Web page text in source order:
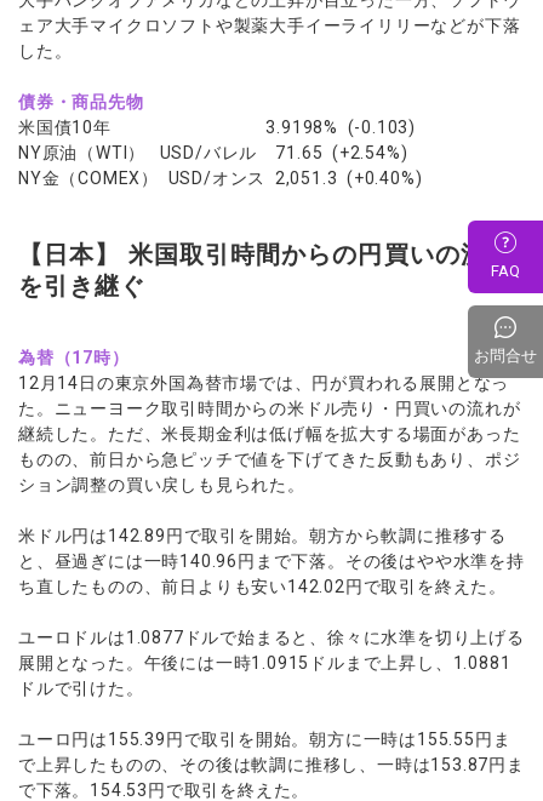
ェア大手マイクロソフトや製薬大手イーライリリーなどが下落
した。
債券・商品先物
米国債10年 3.9198% (-0.103)
NY原油（WTI） USD/バレル 71.65 (+2.54%)
NY金（COMEX） USD/オンス 2,051.3 (+0.40%)
【日本】 米国取引時間からの円買いの流れ
を引き継ぐ
為替（17時）
12月14日の東京外国為替市場では、円が買われる展開となっ
た。ニューヨーク取引時間からの米ドル売り・円買いの流れが
継続した。ただ、米長期金利は低げ幅を拡大する場面があった
ものの、前日から急ピッチで値を下げてきた反動もあり、ポジ
ション調整の買い戻しも見られた。
米ドル円は142.89円で取引を開始。朝方から軟調に推移する
と、昼過ぎには一時140.96円まで下落。その後はやや水準を持
ち直したものの、前日よりも安い142.02円で取引を終えた。
ユーロドルは1.0877ドルで始まると、徐々に水準を切り上げる
展開となった。午後には一時1.0915ドルまで上昇し、1.0881
ドルで引けた。
ユーロ円は155.39円で取引を開始。朝方に一時は155.55円ま
で上昇したものの、その後は軟調に推移し、一時は153.87円ま
で下落。154.53円で取引を終えた。
FAQ
お問合せ